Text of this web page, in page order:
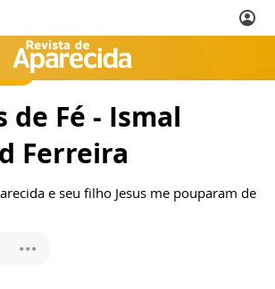
de Fé - Ismal
Ferreira
e seu filho Jesus me pouparam de